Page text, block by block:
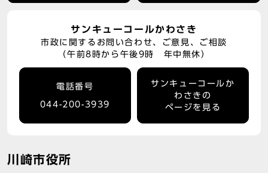
サンキューコールかわさき
市政に関するお問い合わせ、ご意見、ご相談
（午前8時から午後9時 年中無休）
電話番号
044-200-3939
サンキューコールか
わさきの
ページを見る
川崎市役所